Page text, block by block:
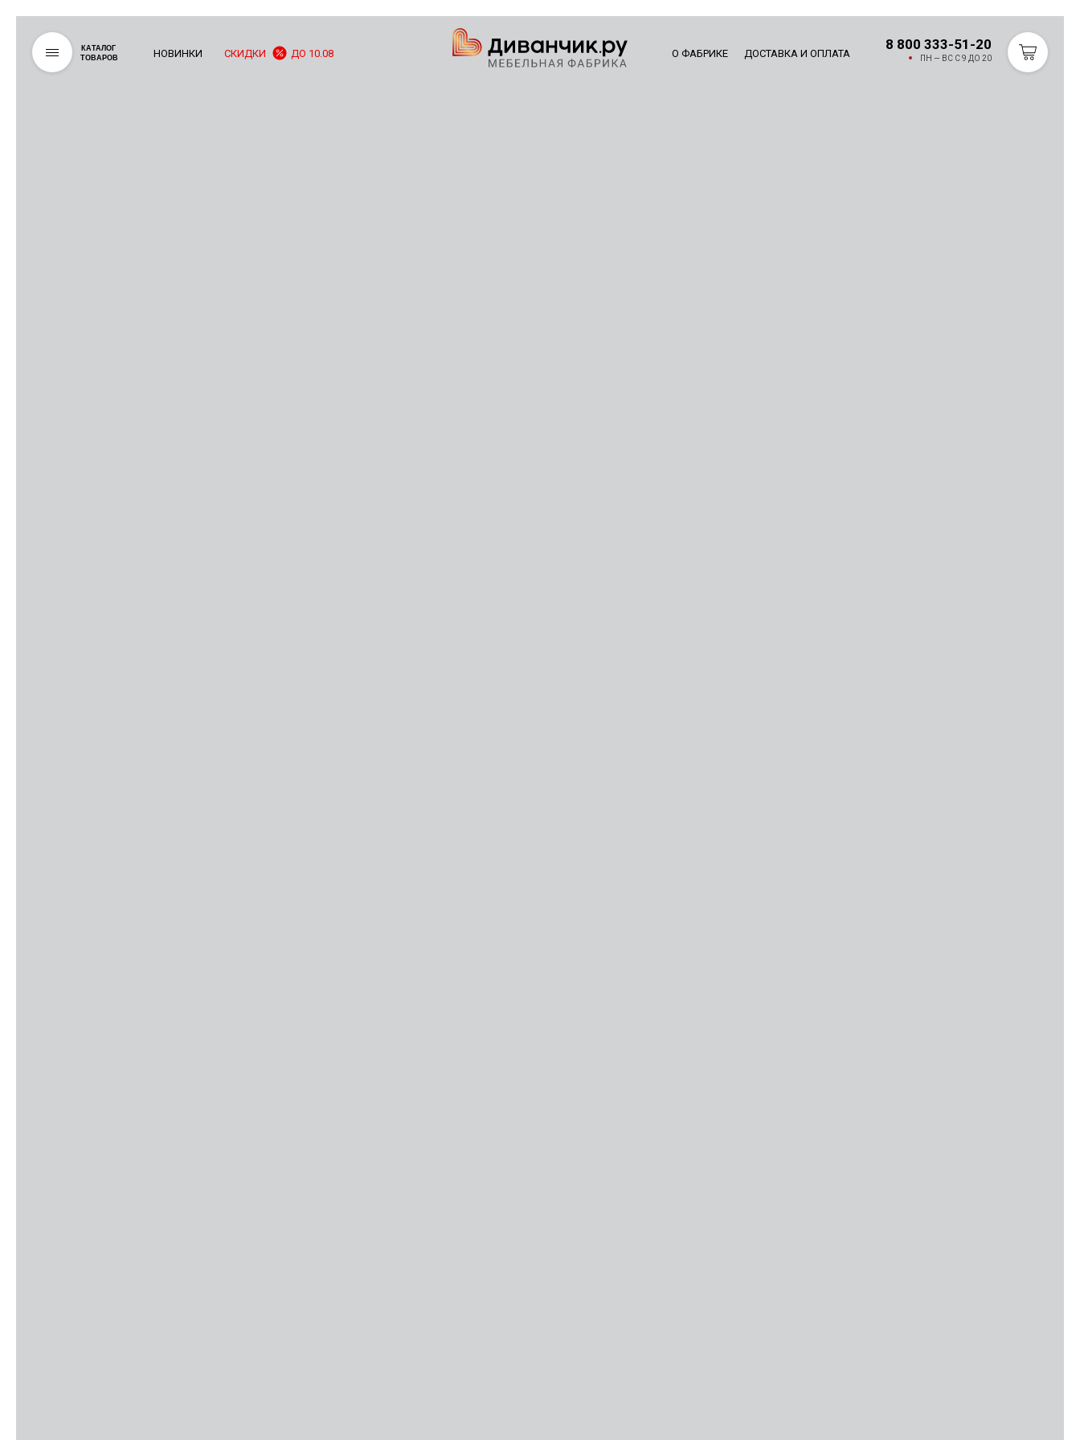
КАТАЛОГ
ТОВАРОВ
НОВИНКИ СКИДКИ ДО 10.08 О ФАБРИКЕ ДОСТАВКА И ОПЛАТА
8 800 333-51-20
ПН — ВС С 9 ДО 20